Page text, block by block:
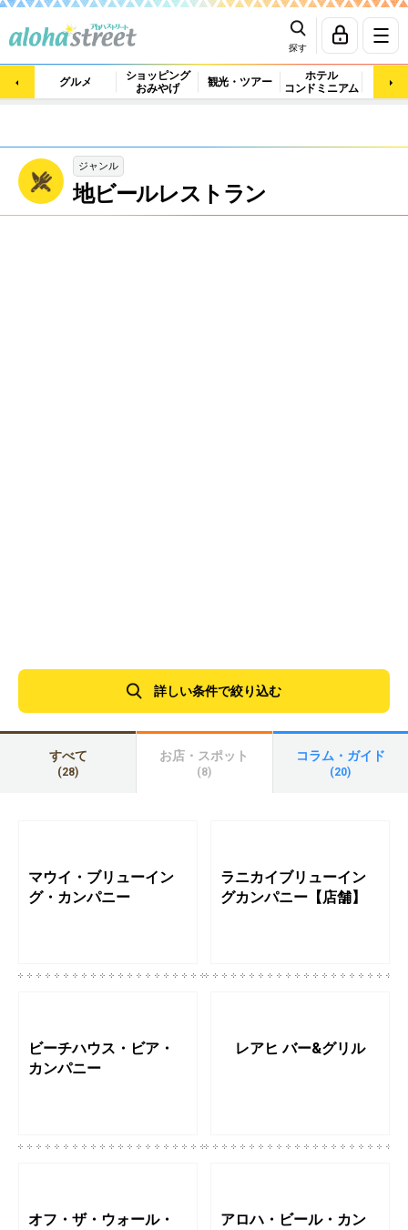
探す
グルメ
ショッピング
おみやげ
観光・ツアー
ホテル
コンドミニアム
マッ
ジャンル
地ビールレストラン
詳しい条件で絞り込む
すべて
(28)
お店・スポット
(8)
コラム・ガイド
(20)
マウイ・ブリューイン
グ・カンパニー
ラニカイブリューイン
グカンパニー【店舗】
ビーチハウス・ビア・
カンパニー
レアヒ バー&グリル
オフ・ザ・ウォール・
アロハ・ビール・カン